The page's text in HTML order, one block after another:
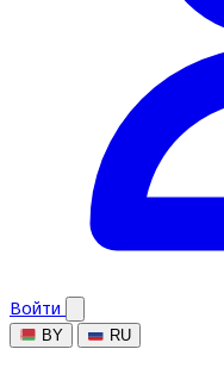
Войти
BY RU